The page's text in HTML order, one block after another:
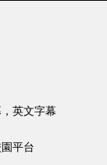
英文字幕
平台